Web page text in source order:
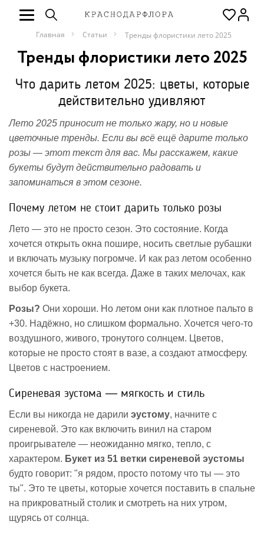
Главная Статьи Тренды флористики лето 2025
Тренды флористики лето 2025
Что дарить летом 2025: цветы, которые
действительно удивляют
Лето 2025 приносит не только жару, но и новые
цветочные тренды. Если вы всё ещё дарите только
розы — этот текст для вас. Мы расскажем, какие
букеты будут действительно радовать и
запоминаться в этом сезоне.
Почему летом не стоит дарить только розы
Лето — это не просто сезон. Это состояние. Когда
хочется открыть окна пошире, носить светлые рубашки
и включать музыку погромче. И как раз летом особенно
хочется быть не как всегда. Даже в таких мелочах, как
выбор букета.
Розы? Они хороши. Но летом они как плотное пальто в
+30. Надёжно, но слишком формально. Хочется чего-то
воздушного, живого, тронутого солнцем. Цветов,
которые не просто стоят в вазе, а создают атмосферу.
Цветов с настроением.
Сиреневая эустома — мягкость и стиль
Если вы никогда не дарили эустому, начните с
сиреневой. Это как включить винил на старом
проигрывателе — неожиданно мягко, тепло, с
характером. Букет из 51 ветки сиреневой эустомы
будто говорит: "я рядом, просто потому что ты — это
ты". Это те цветы, которые хочется поставить в спальне
на прикроватный столик и смотреть на них утром,
щурясь от солнца.